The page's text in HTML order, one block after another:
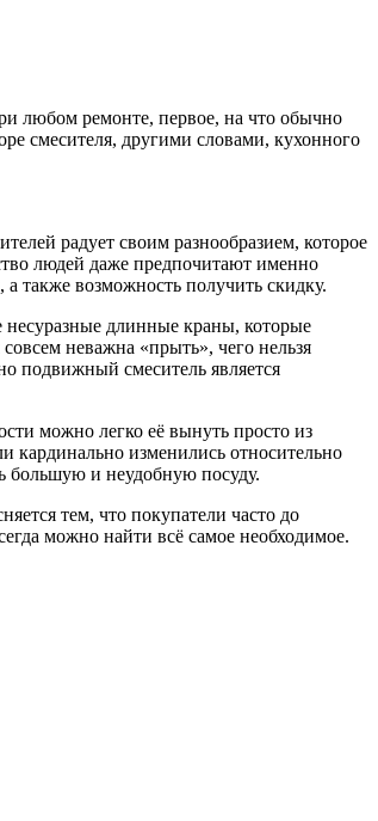
любом ремонте, первое, на что обычно
смесителя, другими словами, кухонного
радует своим разнообразием, которое
людей даже предпочитают именно
также возможность получить скидку.
несуразные длинные краны, которые
неважна «прыть», чего нельзя
подвижный смеситель является
можно легко её вынуть просто из
изменились относительно
большую и неудобную посуду.
тем, что покупатели часто до
можно найти всё самое необходимое.